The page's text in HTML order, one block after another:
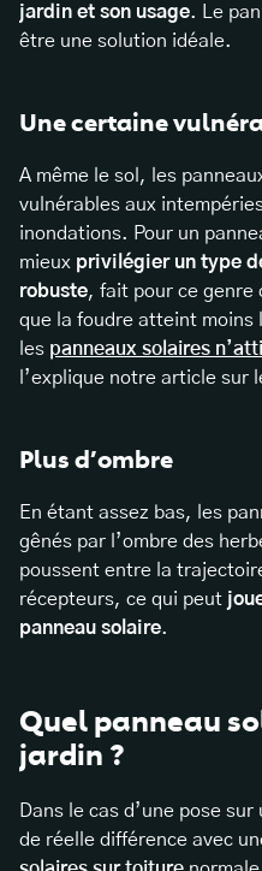
jardin et son usage. Le
être une solution idéale.
Une certaine
A même le sol, les
vulnérables aux
inondations. Pour un
mieux privilégier un type
robuste, fait pour ce genre
que la foudre atteint moins
les panneaux solaires
l’explique notre article sur
Plus d’ombre
En étant assez bas, les
gênés par l’ombre des
poussent entre la
récepteurs, ce qui peut
panneau solaire.
Quel panneau
jardin ?
Dans le cas d’une pose
de réelle différence avec